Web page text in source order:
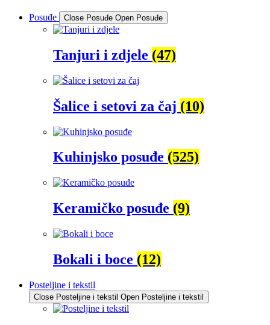
Posuđe Close Posuđe Open Posuđe
Tanjuri i zdjele (47)
Šalice i setovi za čaj (10)
Kuhinjsko posuđe (525)
Keramičko posuđe (9)
Bokali i boce (12)
Posteljine i tekstil
Close Posteljine i tekstil Open Posteljine i tekstil